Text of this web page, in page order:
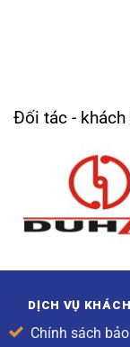
Đối tác - khách
DỊCH VỤ
Chính sách